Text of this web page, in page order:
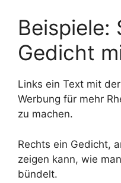
Beispiele:
Gedicht
Links ein Text mit
Werbung für mehr
zu machen.
Rechts ein Gedicht,
zeigen kann, wie
bündelt.